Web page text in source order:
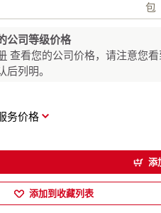
包
公司等级价格
查看您的公司价格，请注意您
后列明。
务价格
添
添加到收藏列表